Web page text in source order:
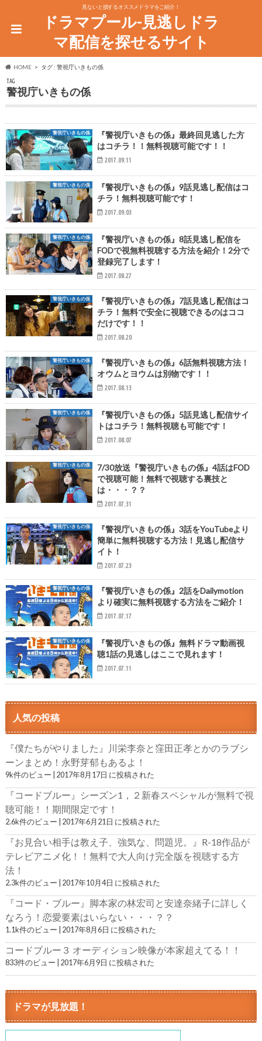
見ないと損するオススメドラマをご紹介！
ドラマプール-見逃しドラ
マ配信を探せるサイト
HOME タグ : 警視庁いきもの係
TAG
警視庁いきもの係
警視庁いきもの係
『警視庁いきもの係』最終回見逃した方
はコチラ！！無料視聴可能です！！
2017.09.11
警視庁いきもの係
『警視庁いきもの係』9話見逃し配信はコ
チラ！無料視聴可能です！
2017.09.03
警視庁いきもの係
『警視庁いきもの係』8話見逃し配信を
FODで視無料視聴する方法を紹介！2分で
登録完了します！
2017.08.27
警視庁いきもの係
『警視庁いきもの係』7話見逃し配信はコ
チラ！無料で安全に視聴できるのはココ
だけです！！
2017.08.20
警視庁いきもの係
『警視庁いきもの係』6話無料視聴方法！
オウムとヨウムは別物です！！
2017.08.13
警視庁いきもの係
『警視庁いきもの係』5話見逃し配信サイ
トはコチラ！無料視聴も可能です！
2017.08.07
警視庁いきもの係
7/30放送『警視庁いきもの係』4話はFOD
で視聴可能！無料で視聴する裏技と
は・・・？？
2017.07.31
警視庁いきもの係
『警視庁いきもの係』3話をYouTubeより
簡単に無料視聴する方法！見逃し配信サ
イト！
2017.07.23
警視庁いきもの係
『警視庁いきもの係』2話をDailymotion
より確実に無料視聴する方法をご紹介！
2017.07.17
警視庁いきもの係
『警視庁いきもの係』無料ドラマ動画視
聴1話の見逃しはここで見れます！
2017.07.11
人気の投稿
『僕たちがやりました』川栄李奈と窪田正孝とかのラブシ
ーンまとめ！永野芽郁もあるよ！
9k件のビュー 2017年8月17日 に投稿された
『コードブルー』シーズン1，２新春スペシャルが無料で視
聴可能！！期間限定です！
2.6k件のビュー 2017年6月21日 に投稿された
『お見合い相手は教え子、強気な、問題児。』R-18作品が
テレビアニメ化！！無料で大人向け完全版を視聴する方
法！
2.3k件のビュー 2017年10月4日 に投稿された
『コード・ブルー』脚本家の林宏司と安達奈緒子に詳しく
なろう！恋愛要素はいらない・・・？？
1.1k件のビュー 2017年8月6日 に投稿された
コードブルー３ オーディション映像が本家超えてる！！
833件のビュー 2017年6月9日 に投稿された
ドラマが見放題！